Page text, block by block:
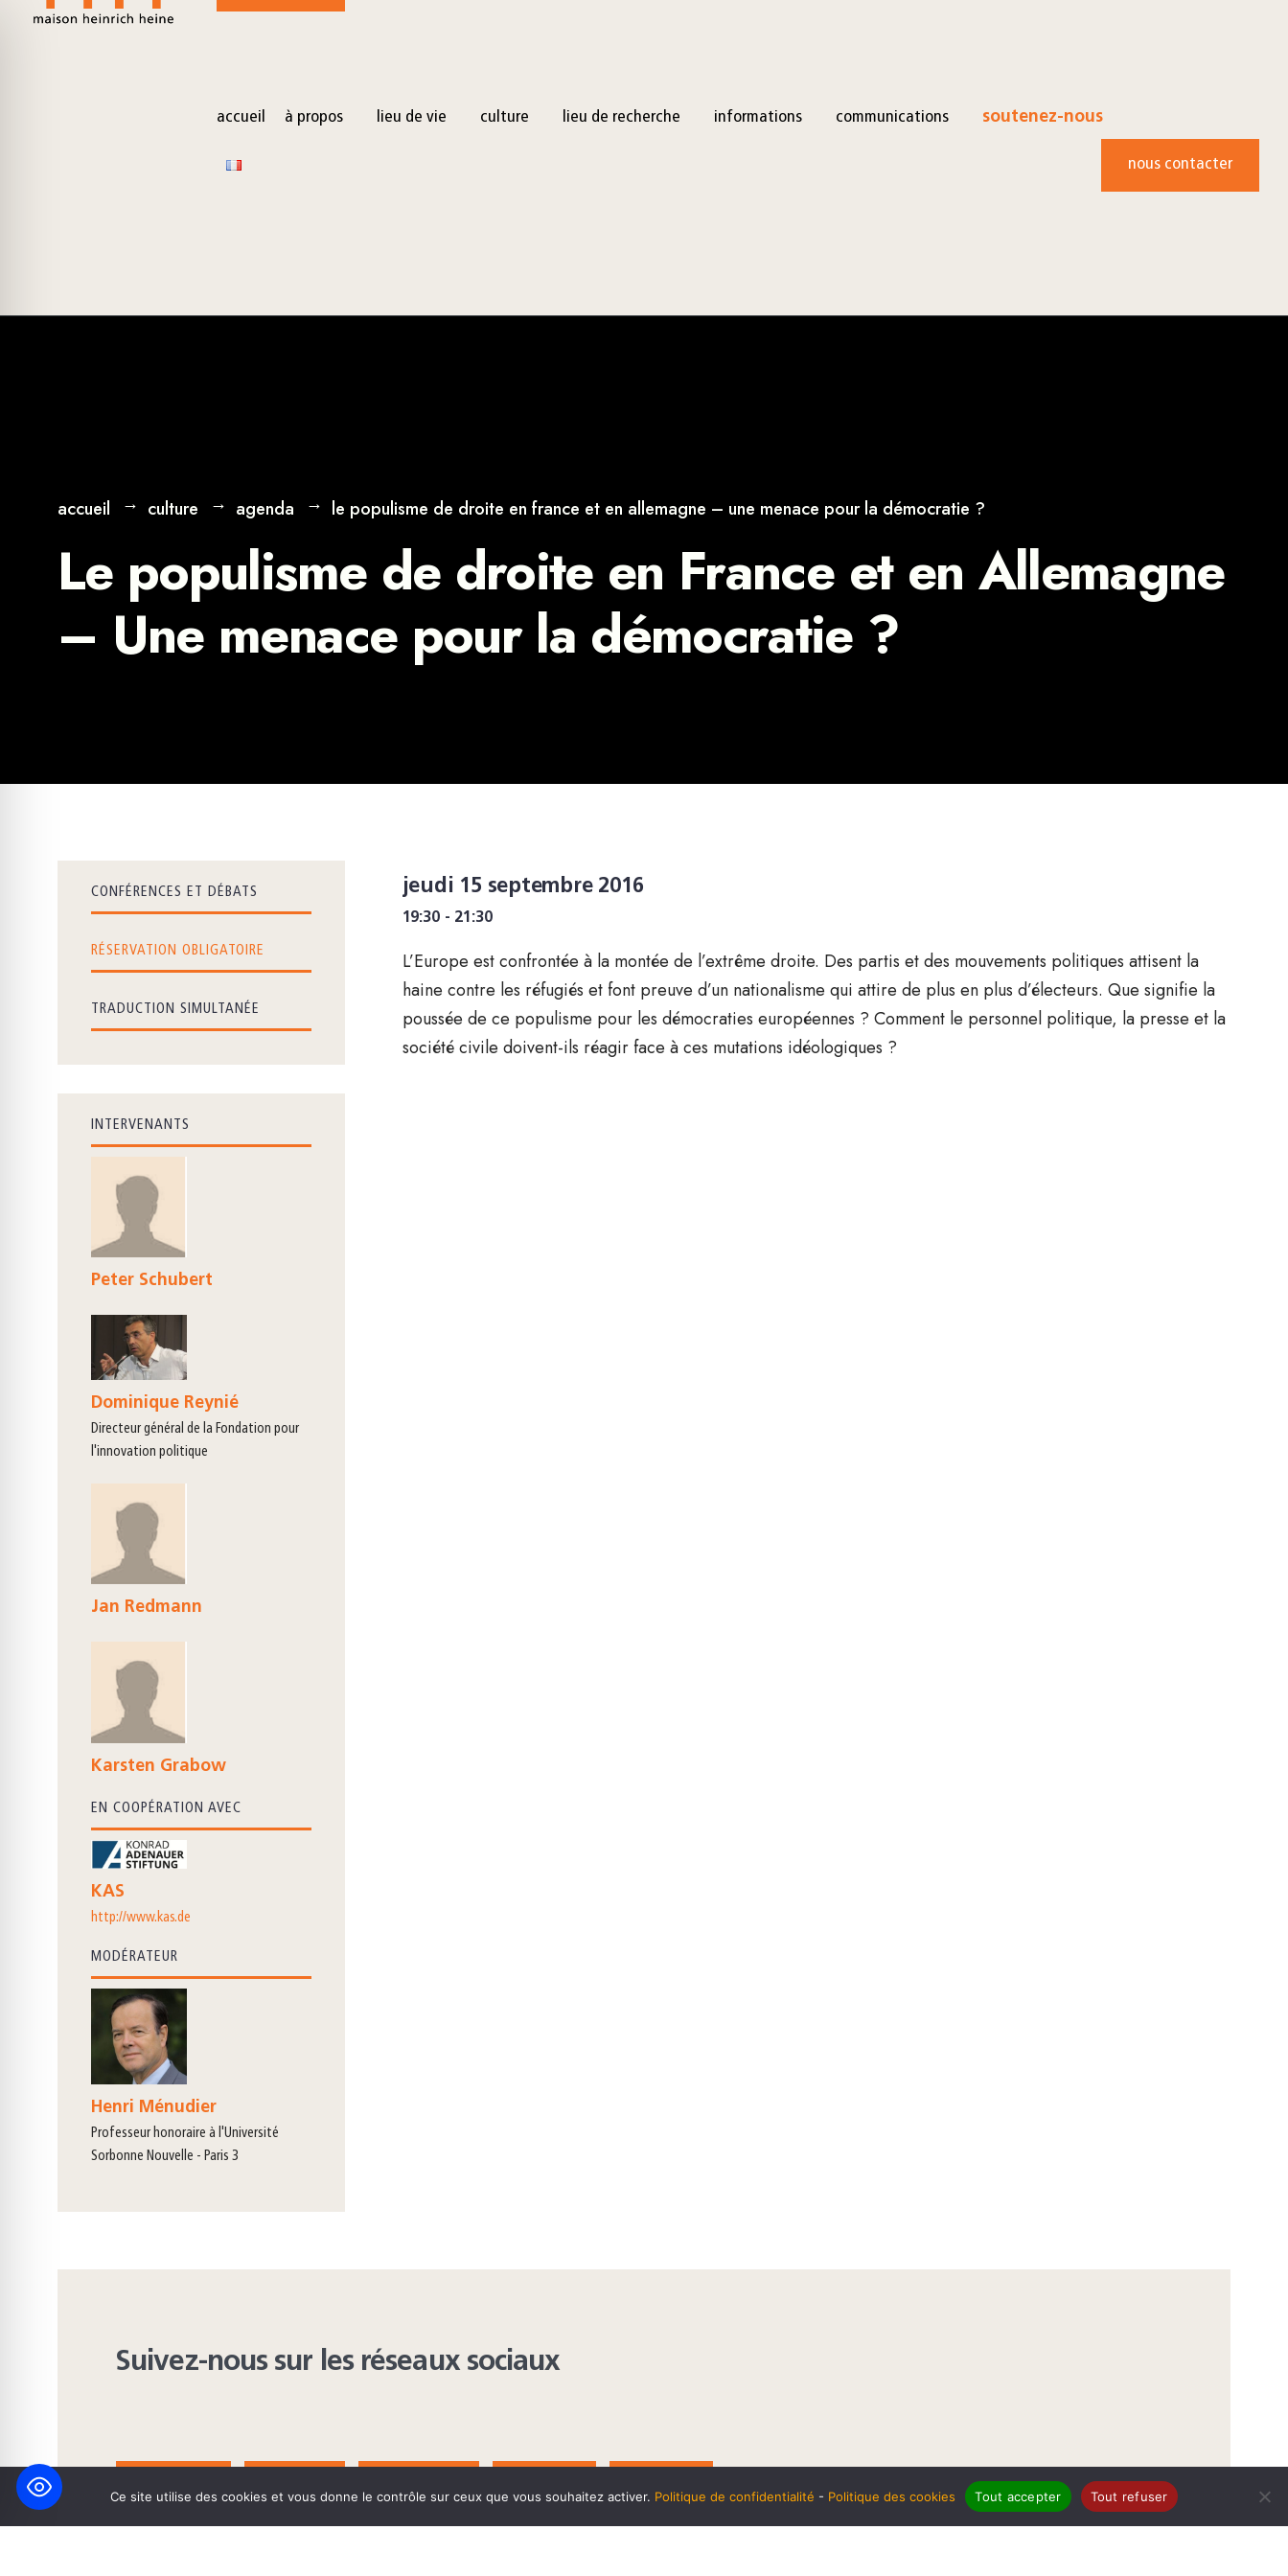
accueil à propos lieu de vie culture lieu de recherche informations communications soutenez-nous
nous contacter
accueil culture agenda le populisme de droite en france et en allemagne – une menace pour la démocratie ?
Le populisme de droite en France et en Allemagne
– Une menace pour la démocratie ?
jeudi 15 septembre 2016
19:30 - 21:30
L’Europe est confrontée à la montée de l’extrême droite. Des partis et des mouvements politiques attisent la
haine contre les réfugiés et font preuve d’un nationalisme qui attire de plus en plus d’électeurs. Que signifie la
poussée de ce populisme pour les démocraties européennes ? Comment le personnel politique, la presse et la
société civile doivent-ils réagir face à ces mutations idéologiques ?
CONFÉRENCES ET DÉBATS
RÉSERVATION OBLIGATOIRE
TRADUCTION SIMULTANÉE
INTERVENANTS
Peter Schubert
Dominique Reynié
directeur général de la Fondation pour
l'innovation politique
Jan Redmann
Karsten Grabow
EN COOPÉRATION AVEC
KAS
http://www.kas.de
MODÉRATEUR
Henri Ménudier
professeur honoraire à l'Université
Sorbonne Nouvelle - Paris 3
Suivez-nous sur les réseaux sociaux
Ce site utilise des cookies et vous donne le contrôle sur ceux que vous souhaitez activer. Politique de confidentialité - Politique des cookies Tout accepter Tout refuser